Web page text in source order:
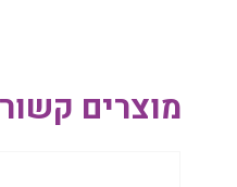
מוצרים